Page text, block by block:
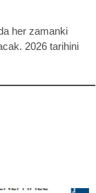
her zamanki
2026 tarihini